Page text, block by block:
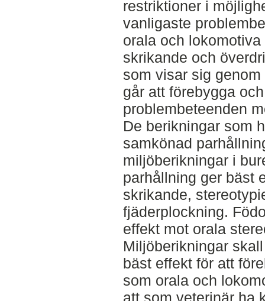
restriktioner i
vanligaste
orala och
skrikande och
som visar sig
går att förebygga
problembeteenden
De berikningar som
samkönad
miljöberikningar i
parhållning ger bäst
skrikande,
fjäderplockning.
effekt mot orala
Miljöberikningar
bäst effekt för att
som orala och
att som veterinär ha